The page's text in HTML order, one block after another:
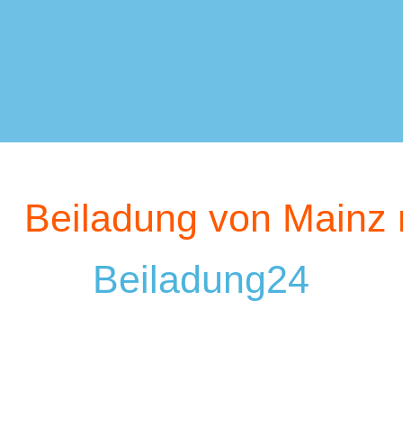
Beiladung von Mainz
Beiladung24